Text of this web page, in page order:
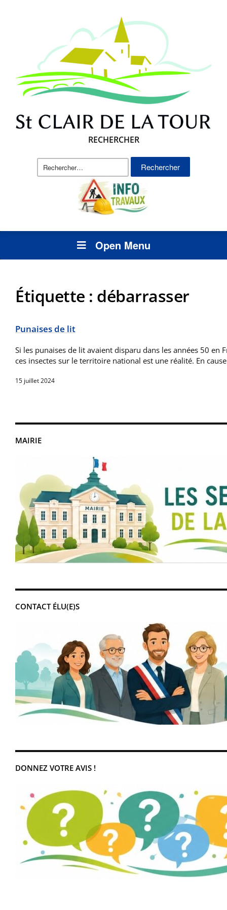
RECHERCHER
Rechercher :
Open Menu
MAIRIE
CONTACT ÉLU(E)S
DONNEZ VOTRE AVIS !
Étiquette : débarrasser
Punaises de lit
Si les punaises de lit avaient disparu dans les années 50 en
ces insectes sur le territoire national est une réalité. En
15 juillet 2024